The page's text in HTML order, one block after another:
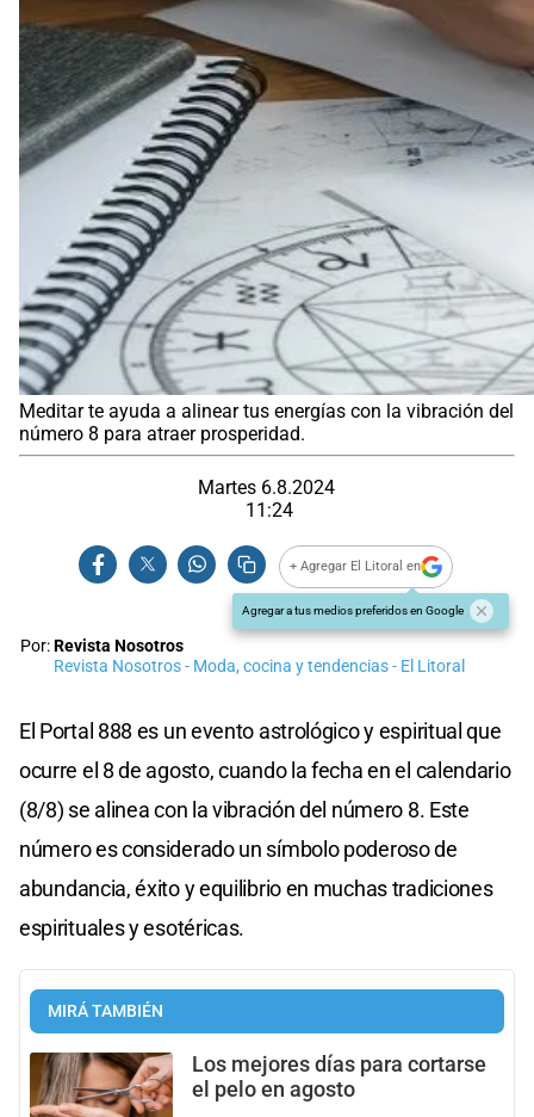
Meditar te ayuda a alinear tus energías con la vibración del
número 8 para atraer prosperidad.
Martes 6.8.2024
11:24
+ Agregar El Litoral en
Agregar a tus medios preferidos en Google
Por:Revista Nosotros
Revista Nosotros - Moda, cocina y tendencias - El Litoral
El Portal 888 es un evento astrológico y espiritual que
ocurre el 8 de agosto, cuando la fecha en el calendario
(8/8) se alinea con la vibración del número 8. Este
número es considerado un símbolo poderoso de
abundancia, éxito y equilibrio en muchas tradiciones
espirituales y esotéricas.
MIRÁ TAMBIÉN
Los mejores días para cortarse
el pelo en agosto